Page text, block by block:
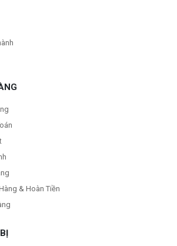
& Hoàn Tiền